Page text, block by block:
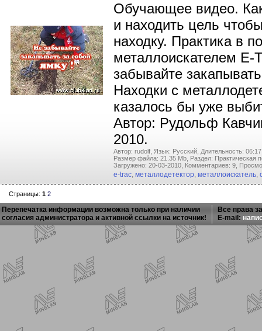
Обучающее видео.
и находить цель
находку. Практика в
металлоискателем E-
забывайте
Находки с
казалось бы уже
Автор: Рудольф
2010.
Автор: rudolf, Язык: Русский, Длительность:
Размер файла: 21.35 Mb, Раздел: Практическая
Загружено: 20-03-2010, Комментариев: 9,
e-trac, металлодетектор, металлоискатель,
Страницы: 1 2
Перепечатка информации возможна только при наличии
согласия администратора и активной ссылки на источник!
Все права
E-mail: